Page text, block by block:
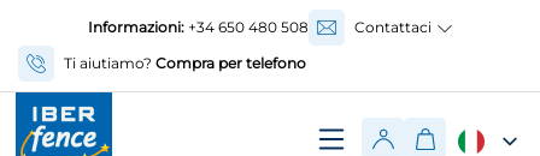
Informazioni:+34 650 480 508
Contattaci
Ti aiutiamo? Compra per telefono